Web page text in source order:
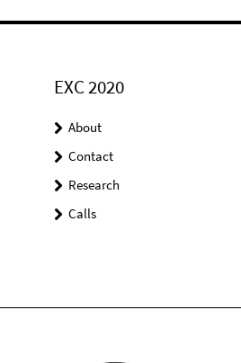
EXC 2020
About
Contact
Research
Calls